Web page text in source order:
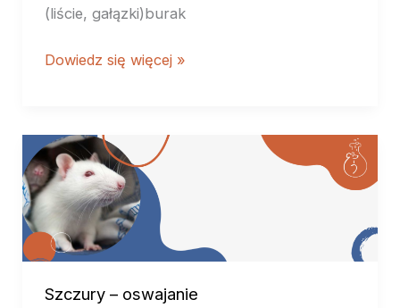
(liście, gałązki)burak
Dowiedz się więcej »
Szczury – oswajanie
Szczury
–
oswajanie